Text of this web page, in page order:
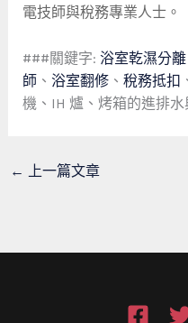
電技師與稅務專業人士。
###關鍵字: 浴室乾濕分離
師、 浴室翻修、 稅務抵扣
機、IH 爐、烤箱的進排
← 上一篇文章